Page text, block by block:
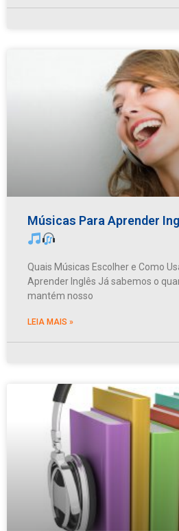
Músicas Para Aprender
Quais Músicas Escolher e Como
Aprender Inglês Já sabemos o
mantém nosso
LEIA MAIS »